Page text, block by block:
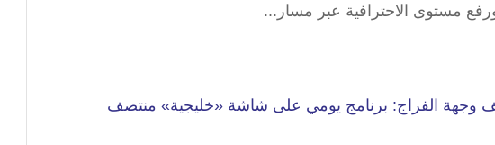
مستوى الاحترافية عبر مسار...